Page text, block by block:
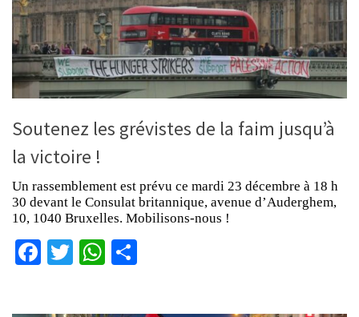
Soutenez les grévistes de la faim jusqu’à
la victoire !
Un rassemblement est prévu ce mardi 23 décembre à 18 h
30 devant le Consulat britannique, avenue d’Auderghem,
10, 1040 Bruxelles. Mobilisons-nous !
Facebook
TwitterWhatsApp